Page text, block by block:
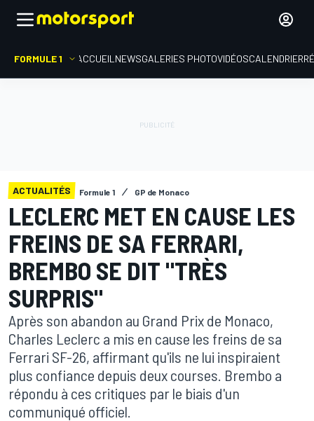
FORMULE 1 ACCUEIL NEWSGALERIES PHOTOVIDÉOSCALENDRIER
ACTUALITÉS Formule 1 GP de Monaco
LECLERC MET EN CAUSE LES
FREINS DE SA FERRARI,
BREMBO SE DIT "TRÈS
SURPRIS"
Après son abandon au Grand Prix de Monaco,
Charles Leclerc a mis en cause les freins de sa
Ferrari SF-26, affirmant qu'ils ne lui inspiraient
plus confiance depuis deux courses. Brembo a
répondu à ces critiques par le biais d'un
communiqué officiel.